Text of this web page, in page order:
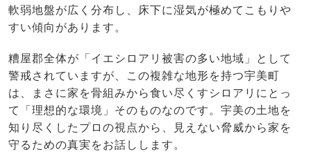
軟弱地盤が広く分布し、床下に湿気が極めてこもりや
すい傾向があります。
糟屋郡全体が「イエシロアリ被害の多い地域」として
警戒されていますが、この複雑な地形を持つ宇美町
は、まさに家を骨組みから食い尽くすシロアリにとっ
て「理想的な環境」そのものなのです。宇美の土地を
知り尽くしたプロの視点から、見えない脅威から家を
守るための真実をお話しします。